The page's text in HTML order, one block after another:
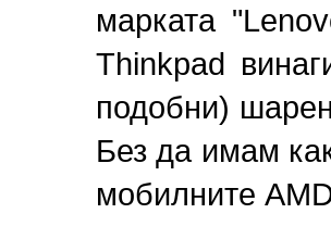
марката
Thinkpad
подобни)
Без да имам
мобилните